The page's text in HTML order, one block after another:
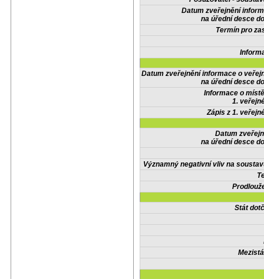
Datum zveřejnění
na úřední desce
Termín pro
Datum zveřejnění informace o
na úřední desce
Informace o
1.
Zápis z 1.
Datum
na úřední desce
Významný negativní vliv na
Stát